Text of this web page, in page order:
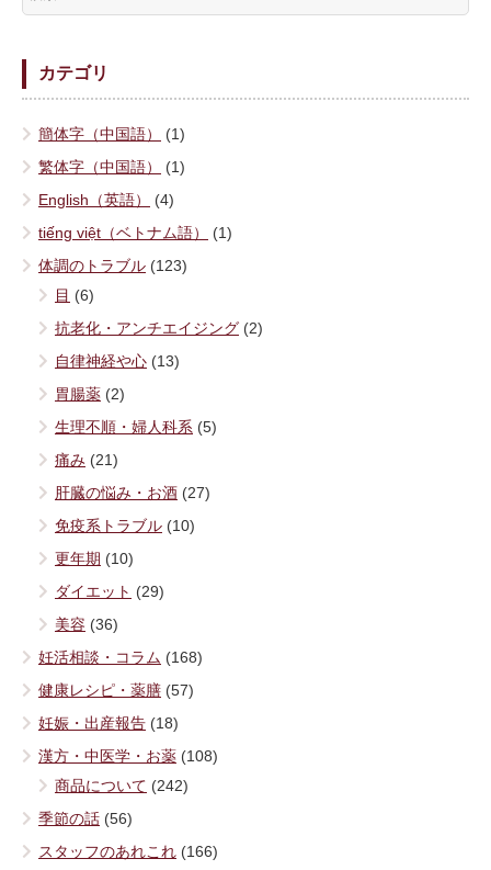
カテゴリ
簡体字（中国語）
(1)
繁体字（中国語）
(1)
English（英語）
(4)
tiếng việt（ベトナム語）
(1)
体調のトラブル (123)
目 (6)
抗老化・アンチエイジング (2)
自律神経や心 (13)
胃腸薬 (2)
生理不順・婦人科系 (5)
痛み (21)
肝臓の悩み・お酒 (27)
免疫系トラブル (10)
更年期 (10)
ダイエット (29)
美容 (36)
妊活相談・コラム (168)
健康レシピ・薬膳 (57)
妊娠・出産報告 (18)
漢方・中医学・お薬 (108)
商品について (242)
季節の話 (56)
スタッフのあれこれ (166)